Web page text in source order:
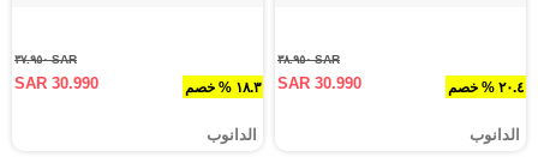
٢٠.٤ % خصم
SAR ٣٨.٩٥٠
SAR 30.990
الدانوب
١٨.٣ % خصم
SAR ٣٧.٩٥٠
SAR 30.990
الدانوب